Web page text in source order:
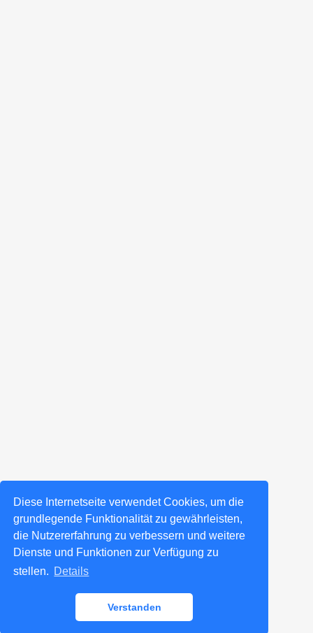
Diese Internetseite verwendet Cookies, um die
grundlegende Funktionalität zu gewährleisten,
die Nutzererfahrung zu verbessern und weitere
Dienste und Funktionen zur Verfügung zu
stellen. Details
Verstanden